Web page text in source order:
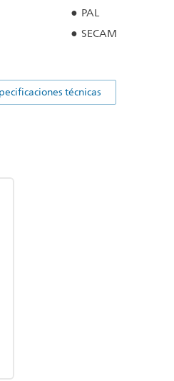
PAL
SECAM
técnicas